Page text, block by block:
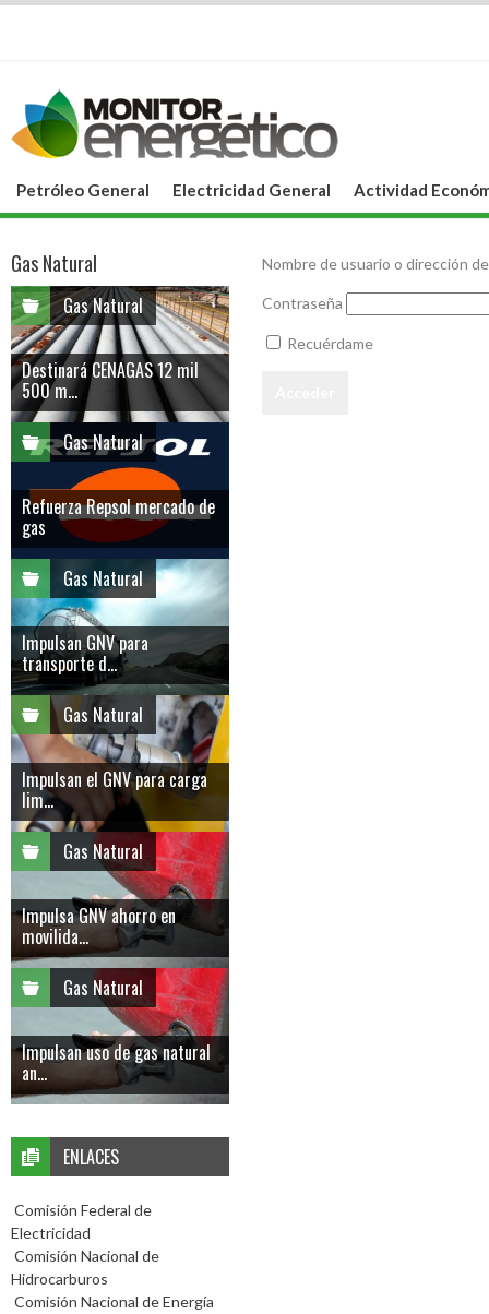
Petróleo General Electricidad General Actividad
Nombre de usuario o dirección
Contraseña
Recuérdame
Gas Natural
Gas Natural
Destinará CENAGAS 12 mil
500 m...
Gas Natural
Refuerza Repsol mercado de
gas
Gas Natural
Impulsan GNV para
transporte d...
Gas Natural
Impulsan el GNV para carga
lim...
Gas Natural
Impulsa GNV ahorro en
movilida...
Gas Natural
Impulsan uso de gas natural
an...
ENLACES
Comisión Federal de
Electricidad
Comisión Nacional de
Hidrocarburos
Comisión Nacional de Energía